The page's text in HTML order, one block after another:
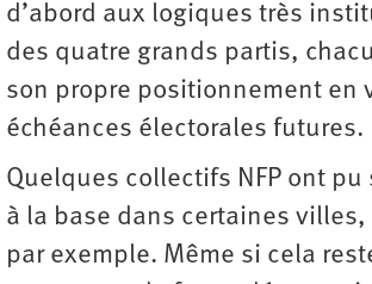
d’abord aux logiques très
des quatre grands partis,
son propre positionnement en
échéances électorales futures.
Quelques collectifs NFP ont pu
à la base dans certaines villes,
par exemple. Même si cela